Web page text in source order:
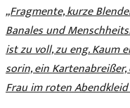
„Frag­men­te, kur­ze
Ba­na­les und
ist zu voll, zu eng. Kaum
so­rin, ein
Frau im ro­ten